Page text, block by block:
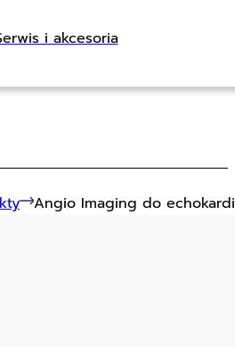
i akcesoria
Angio Imaging do